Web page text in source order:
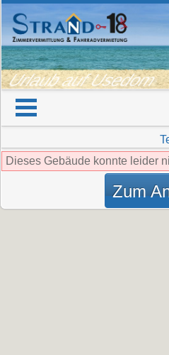
Urlaub auf Usedom
Dieses Gebäude konnte leider
Zum